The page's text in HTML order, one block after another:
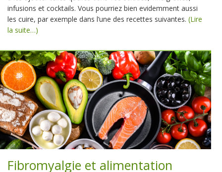
infusions et cocktails. Vous pourriez bien evidemment aussi
les cuire, par exemple dans l’une des recettes suivantes. (Lire
la suite…)
Fibromyalgie et alimentation